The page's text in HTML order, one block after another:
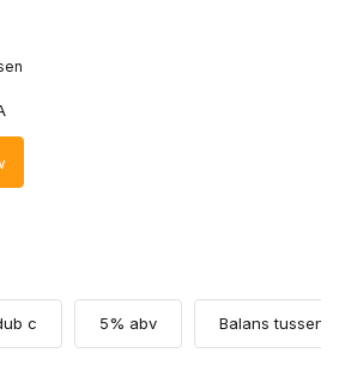
c 5% abv Balans tussen